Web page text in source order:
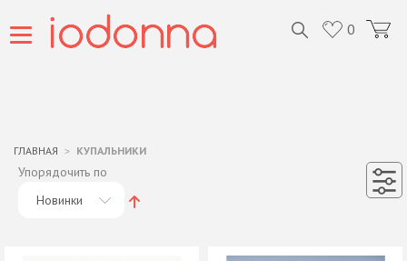
0
ГЛАВНАЯ КУПАЛЬНИКИ
Упорядочить по
Новинки